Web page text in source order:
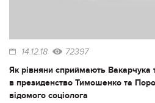
14.12.18 72397
Як рівняни сприймають Вакарчука
в президенство Тимошенко та
відомого соціолога